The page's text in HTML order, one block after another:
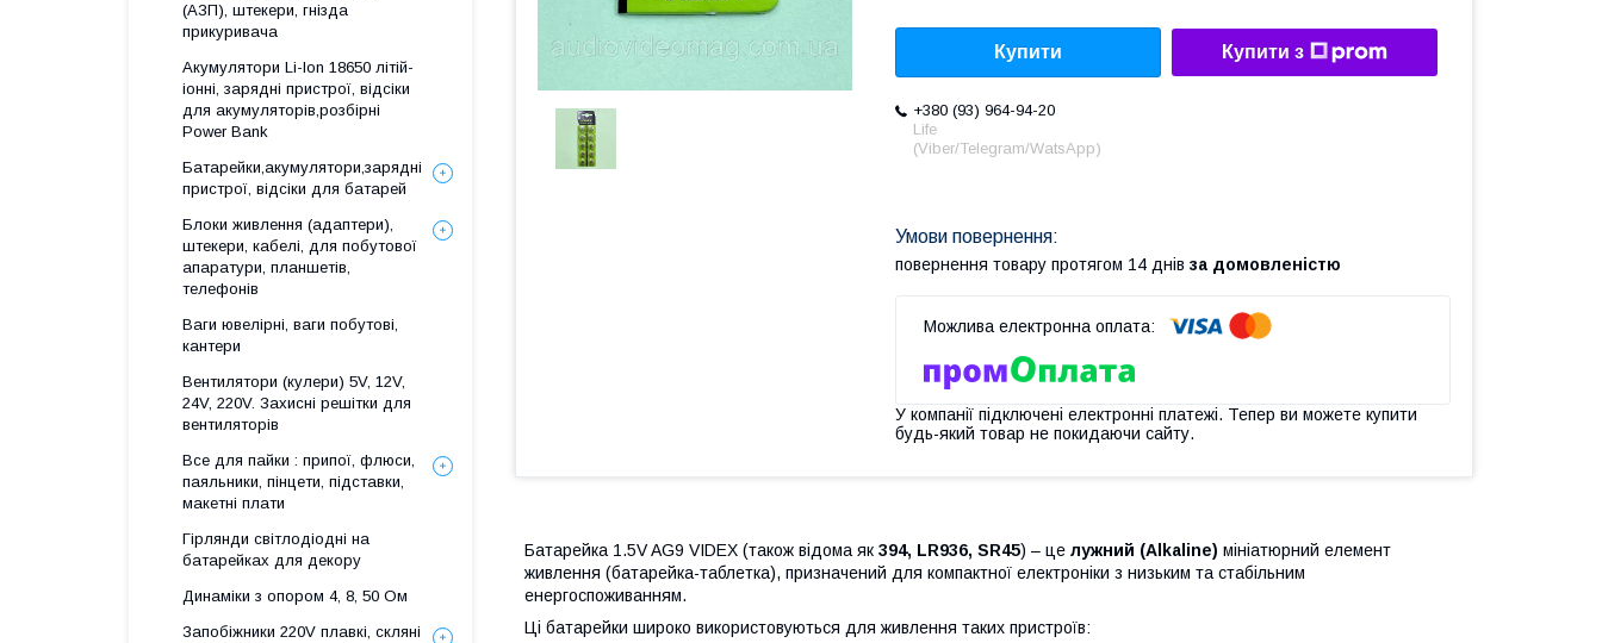
Купити Купити з
+380 (93) 964-94-20
Life
(Viber/Telegram/WatsApp)
повернення товару протягом 14 днів за домовленістю
У компанії підключені електронні платежі. Тепер ви можете купити
будь-який товар не покидаючи сайту.
Батарейка 1.5V AG9 VIDEX (також відома як 394, LR936, SR45) – це лужний (Alkaline) мініатюрний елемент
живлення (батарейка-таблетка), призначений для компактної електроніки з низьким та стабільним
енергоспоживанням.
Ці батарейки широко використовуються для живлення таких пристроїв:
(АЗП), штекери, гнізда
прикуривача
Акумулятори Li-Ion 18650 літій-
іонні, зарядні пристрої, відсіки
для акумуляторів,розбірні
Power Bank
Батарейки,акумулятори,зарядні
пристрої, відсіки для батарей
Блоки живлення (адаптери),
штекери, кабелі, для побутової
апаратури, планшетів,
телефонів
Ваги ювелірні, ваги побутові,
кантери
Вентилятори (кулери) 5V, 12V,
24V, 220V. Захисні решітки для
вентиляторів
Все для пайки : припої, флюси,
паяльники, пінцети, підставки,
макетні плати
Гірлянди світлодіодні на
батарейках для декору
Динаміки з опором 4, 8, 50 Ом
Запобіжники 220V плавкі, скляні